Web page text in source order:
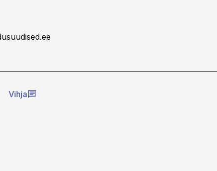
Vihja